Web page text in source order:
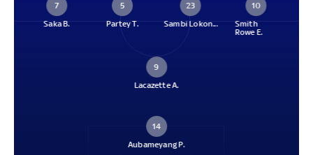
7
Saka B.
5
Partey T.
23
Sambi Lokon...
10
Smith
Rowe E.
9
Lacazette A.
14
Aubameyang P.